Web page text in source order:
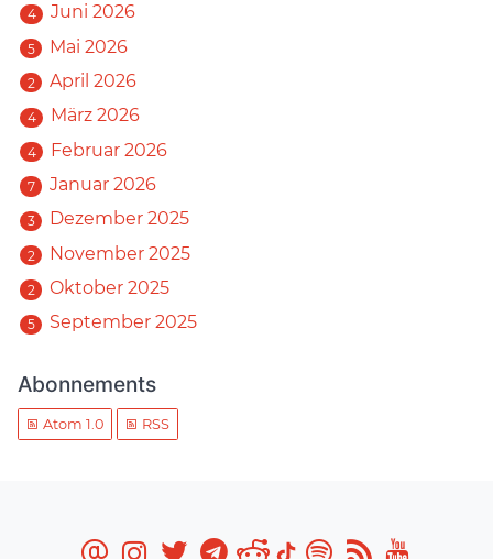
4 Juni 2026
5 Mai 2026
2 April 2026
4 März 2026
4 Februar 2026
7 Januar 2026
3 Dezember 2025
2 November 2025
2 Oktober 2025
5 September 2025
Abonnements
Atom 1.0 RSS